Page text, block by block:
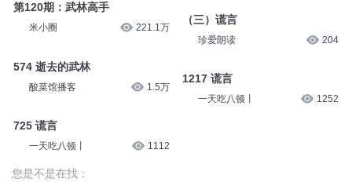
第120期：武林高手
米小圈 221.1万
574 逝去的武林
酸菜馆播客 1.5万
725 谎言
一天吃八顿丨 1112
（三）谎言
珍爱朗读 204
1217 谎言
一天吃八顿丨 1252
您是不是在找：